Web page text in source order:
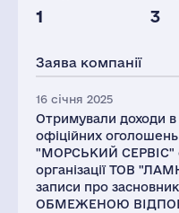
1 3
92
Заява компанії
16 січня 2025
Отримували доходи в
офіційних
"МОРСЬКИЙ СЕРВІС"
організації ТОВ
записи про
ОБМЕЖЕНОЮ